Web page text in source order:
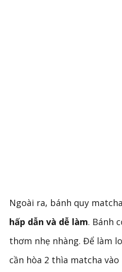
Ngoài ra, bánh quy
hấp dẫn và dễ làm. Bánh
thơm nhẹ nhàng. Để làm
cần hòa 2 thìa matcha